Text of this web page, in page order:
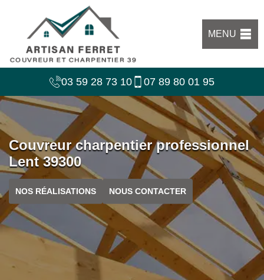
MENU
03 59 28 73 10 07 89 80 01 95
Couvreur charpentier professionnel
Lent 39300
NOS RÉALISATIONS NOUS CONTACTER